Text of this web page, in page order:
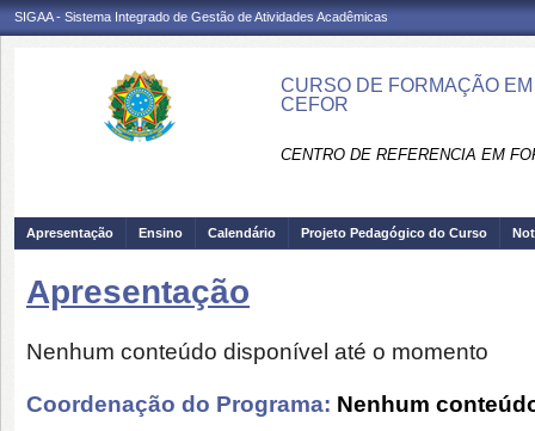
SIGAA - Sistema Integrado de Gestão de Atividades Acadêmicas
CURSO DE FORMAÇÃO
CEFOR
CENTRO DE REFERENCIA EM
Apresentação Ensino Calendário Projeto Pedagógico do Curso
Apresentação
Nenhum conteúdo disponível até o momento
Coordenação do Programa: Nenhum